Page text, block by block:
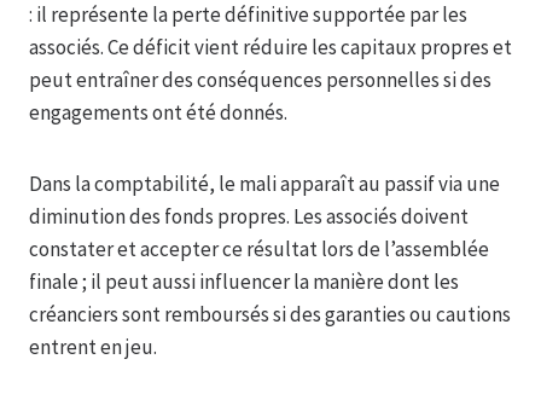
: il représente la perte définitive supportée par les
associés. Ce déficit vient réduire les capitaux propres et
peut entraîner des conséquences personnelles si des
engagements ont été donnés.
Dans la comptabilité, le mali apparaît au passif via une
diminution des fonds propres. Les associés doivent
constater et accepter ce résultat lors de l’assemblée
finale ; il peut aussi influencer la manière dont les
créanciers sont remboursés si des garanties ou cautions
entrent en jeu.